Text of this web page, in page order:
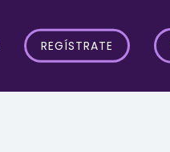
REGÍSTRATE